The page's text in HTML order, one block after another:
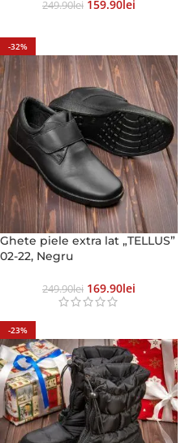
249.90Lei 159.90 Lei
-32%
Ghete piele extra lat „TELLUS”
02-22, Negru
249.90Lei 169.90Lei
-23%